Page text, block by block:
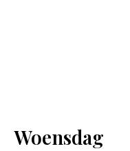
Woensdag